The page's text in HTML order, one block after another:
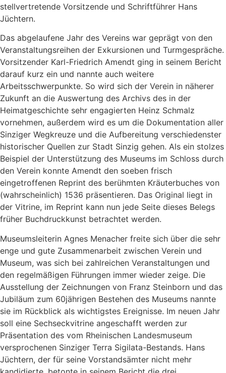
stellvertretende Vorsitzende und Schriftführer Hans
Jüchtern.
Das abgelaufene Jahr des Vereins war geprägt von den
Veranstaltungsreihen der Exkursionen und Turmgespräche.
Vorsitzender Karl-Friedrich Amendt ging in seinem Bericht
darauf kurz ein und nannte auch weitere
Arbeitsschwerpunkte. So wird sich der Verein in näherer
Zukunft an die Auswertung des Archivs des in der
Heimatgeschichte sehr engagierten Heinz Schmalz
vornehmen, außerdem wird es um die Dokumentation aller
Sinziger Wegkreuze und die Aufbereitung verschiedenster
historischer Quellen zur Stadt Sinzig gehen. Als ein stolzes
Beispiel der Unterstützung des Museums im Schloss durch
den Verein konnte Amendt den soeben frisch
eingetroffenen Reprint des berühmten Kräuterbuches von
(wahrscheinlich) 1536 präsentieren. Das Original liegt in
der Vitrine, im Reprint kann nun jede Seite dieses Belegs
früher Buchdruckkunst betrachtet werden.
Museumsleiterin Agnes Menacher freite sich über die sehr
enge und gute Zusammenarbeit zwischen Verein und
Museum, was sich bei zahlreichen Veranstaltungen und
den regelmäßigen Führungen immer wieder zeige. Die
Ausstellung der Zeichnungen von Franz Steinborn und das
Jubiläum zum 60jährigen Bestehen des Museums nannte
sie im Rückblick als wichtigstes Ereignisse. Im neuen Jahr
soll eine Sechseckvitrine angeschafft werden zur
Präsentation des vom Rheinischen Landesmuseum
versprochenen Sinziger Terra Sigilata-Bestands. Hans
Jüchtern, der für seine Vorstandsämter nicht mehr